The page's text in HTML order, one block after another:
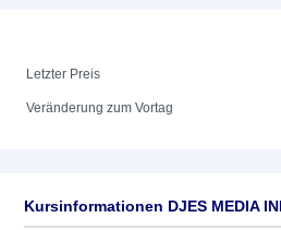
Letzter Preis
Veränderung zum Vortag
Kursinformationen DJES MEDIA